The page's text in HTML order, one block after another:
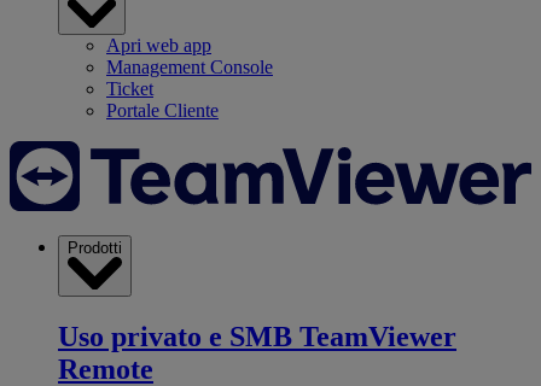
Apri web app
Management Console
Ticket
Portale Cliente
Prodotti
Uso privato e SMB TeamViewer
Remote